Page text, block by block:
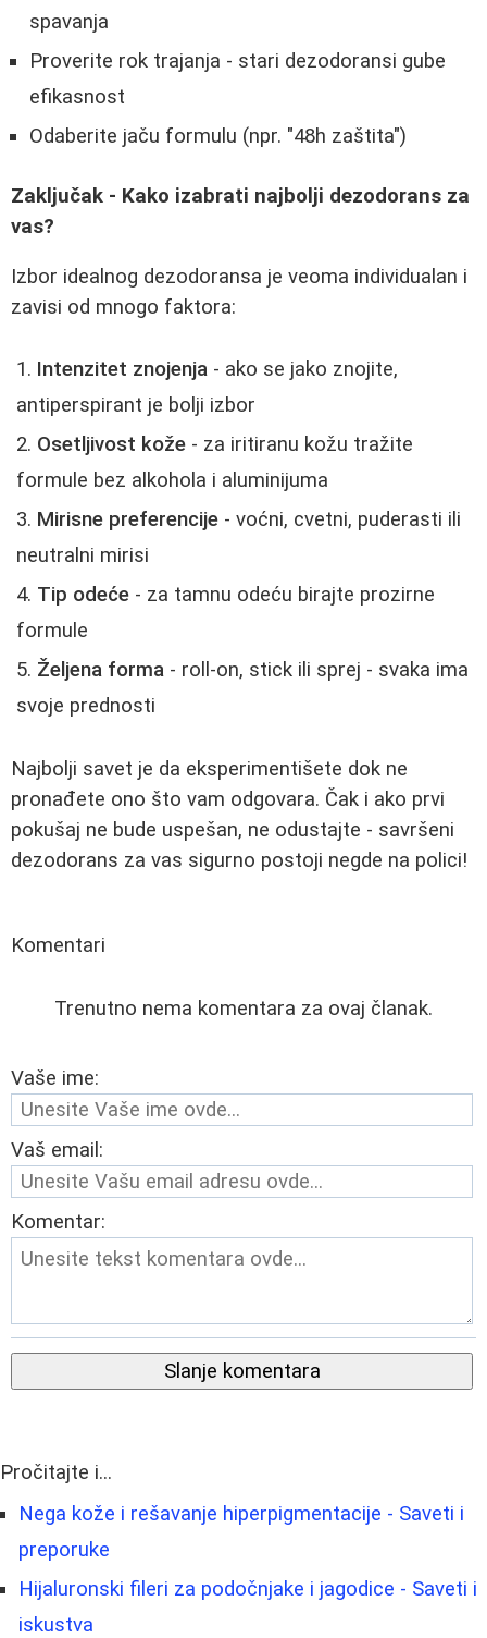
spavanja
Proverite rok trajanja - stari dezodoransi gube
efikasnost
Odaberite jaču formulu (npr. "48h zaštita")
Zaključak - Kako izabrati najbolji dezodorans za
vas?
Izbor idealnog dezodoransa je veoma individualan i
zavisi od mnogo faktora:
Intenzitet znojenja - ako se jako znojite,
antiperspirant je bolji izbor
Osetljivost kože - za iritiranu kožu tražite
formule bez alkohola i aluminijuma
Mirisne preferencije - voćni, cvetni, puderasti ili
neutralni mirisi
Tip odeće - za tamnu odeću birajte prozirne
formule
Željena forma - roll-on, stick ili sprej - svaka ima
svoje prednosti
Najbolji savet je da eksperimentišete dok ne
pronađete ono što vam odgovara. Čak i ako prvi
pokušaj ne bude uspešan, ne odustajte - savršeni
dezodorans za vas sigurno postoji negde na polici!
Komentari
Trenutno nema komentara za ovaj članak.
Vaše ime:
Vaš email:
Komentar:
Slanje komentara
Pročitajte i...
Nega kože i rešavanje hiperpigmentacije - Saveti i
preporuke
Hijaluronski fileri za podočnjake i jagodice - Saveti i
iskustva